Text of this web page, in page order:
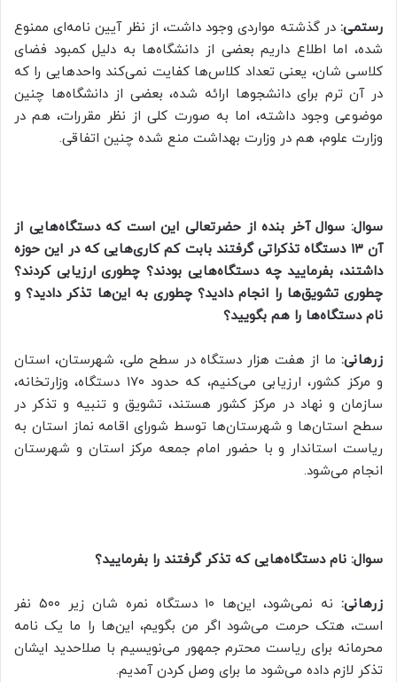
رستمی: در گذشته مواردی وجود داشت، از نظر آیین نامه‌ای ممنوع
شده، اما اطلاع داریم بعضی از دانشگاه‌ها به دلیل کمبود فضای
کلاسی شان، یعنی تعداد کلاس‌ها کفایت نمی‌کند واحد‌هایی را که
در آن ترم برای دانشجو‌ها ارائه شده، بعضی از دانشگاه‌ها چنین
موضوعی وجود داشته، اما به صورت کلی از نظر مقررات، هم در
وزارت علوم، هم در وزارت بهداشت منع شده چنین اتفاقی.
سوال: سوال آخر بنده از حضرتعالی این است که دستگاه‌هایی از
آن ۱۳ دستگاه تذکراتی گرفتند بابت کم کاری‌هایی که در این حوزه
داشتند، بفرمایید چه دستگاه‌هایی بودند؟ چطوری ارزیابی کردند؟
چطوری تشویق‌ها را انجام دادید؟ چطوری به این‌ها تذکر دادید؟ و
نام دستگاه‌ها را هم بگویید؟
زرهانی: ما از هفت هزار دستگاه در سطح ملی، شهرستان، استان
و مرکز کشور، ارزیابی می‌کنیم، که حدود ۱۷۰ دستگاه، وزارتخانه،
سازمان و نهاد در مرکز کشور هستند، تشویق و تنبیه و تذکر در
سطح استان‌ها و شهرستان‌ها توسط شورای اقامه نماز استان به
ریاست استاندار و با حضور امام جمعه مرکز استان و شهرستان
انجام می‌شود.
سوال: نام دستگاه‌هایی که تذکر گرفتند را بفرمایید؟
زرهانی:
نه نمی‌شود، این‌ها ۱۰ دستگاه نمره شان زیر ۵۰۰ نفر
است، هتک حرمت می‌شود اگر من بگویم، این‌ها را ما یک نامه
محرمانه برای ریاست محترم جمهور می‌نویسیم با صلاحدید ایشان
تذکر لازم داده می‌شود ما برای وصل کردن آمدیم.